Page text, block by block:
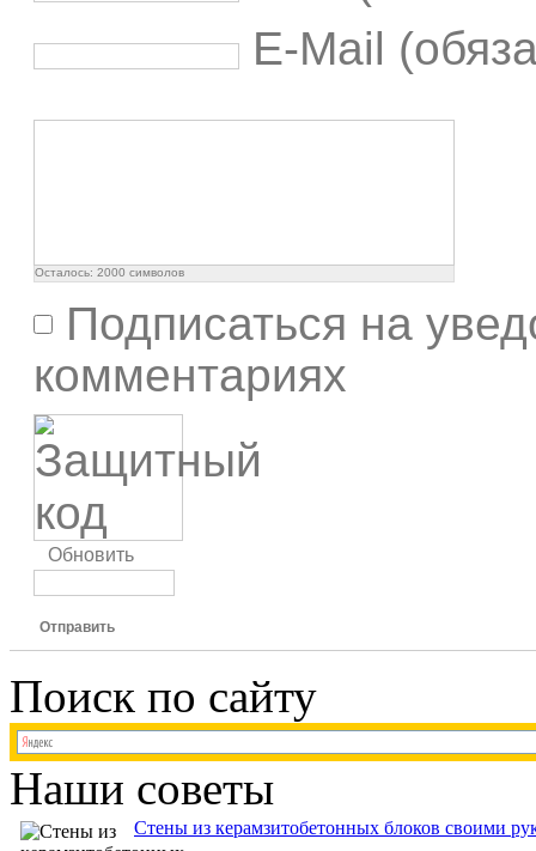
E-Mail
Осталось: 2000 символов
Подписаться на
комментариях
Обновить
Отправить
Поиск по сайту
Наши советы
Стены из керамзитобетонных блоков своими